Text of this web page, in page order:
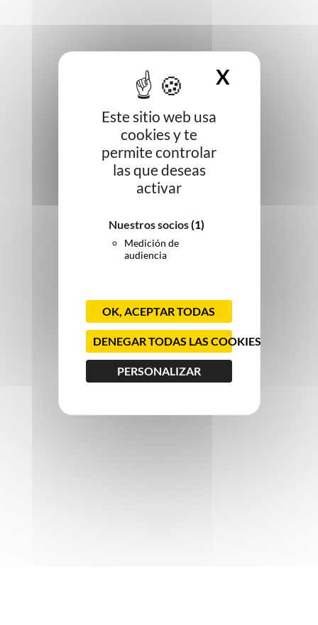
Este sitio web usa
cookies y te
permite controlar
las que deseas
activar
Nuestros socios(1)
Medición de
audiencia
OK, ACEPTAR TODAS
DENEGAR TODAS LAS COOKIES
PERSONALIZAR
X